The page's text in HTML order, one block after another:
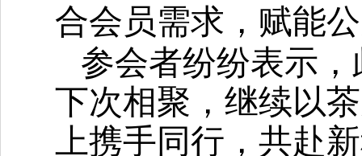
合会员需求，赋能
参会者纷纷表示
下次相聚，继续以
上携手同行，共赴